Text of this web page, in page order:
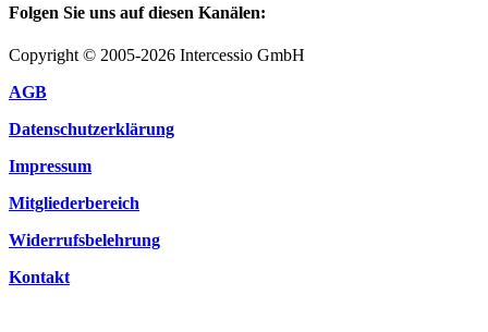
Folgen Sie uns auf diesen Kanälen:
Copyright © 2005-2026 Intercessio GmbH
AGB
Datenschutzerklärung
Impressum
Mitgliederbereich
Widerrufsbelehrung
Kontakt